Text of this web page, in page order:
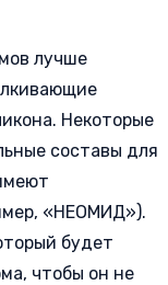
лучше
Некоторые
составы для
«НЕОМИД»).
будет
чтобы он не